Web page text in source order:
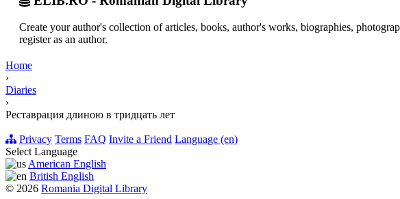
Create your author's collection of articles, books, author's works, biographies,
register as an author.
Home
›
Diaries
›
Реставрация длиною в тридцать лет
Privacy Terms FAQ Invite a Friend Language (en)
Select Language
American English
British English
© 2026 Romania Digital Library